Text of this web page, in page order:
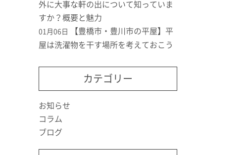
外に大事な軒の出について知っていま
すか？概要と魅力
01月06日
【豊橋市・豊川市の平屋】平
屋は洗濯物を干す場所を考えておこう
カテゴリー
お知らせ
コラム
ブログ